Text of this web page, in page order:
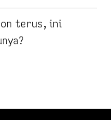
terus, ini